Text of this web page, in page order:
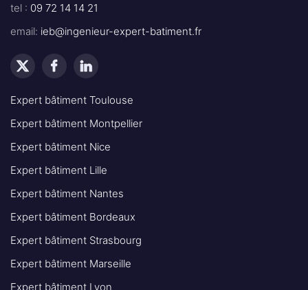
tel : 09 72 14 14 21
email: ieb@ingenieur-expert-batiment.fr
Expert bâtiment Toulouse
Expert bâtiment Montpellier
Expert bâtiment Nice
Expert bâtiment Lille
Expert bâtiment Nantes
Expert bâtiment Bordeaux
Expert bâtiment Strasbourg
Expert bâtiment Marseille
Expert bâtiment Lyon